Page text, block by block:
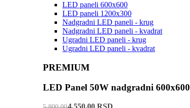
LED paneli 600x600
LED paneli 1200x300
Nadgradni LED paneli - krug
Nadgradni LED paneli - kvadrat
Ugradni LED paneli - krug
Ugradni LED paneli - kvadrat
PREMIUM
LED Panel 50W nadgradni 600x600
4.550,00 RSD